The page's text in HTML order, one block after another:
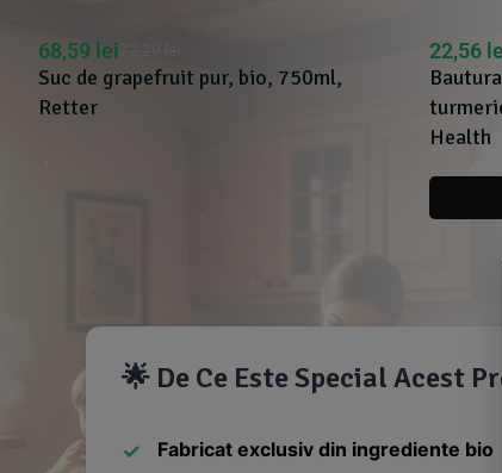
Suc de grapefruit pur, bio, 750ml,
Retter
68,59 lei
Health
22,56
🌟 De Ce Este Special Acest
Fabricat exclusiv din ingrediente bio